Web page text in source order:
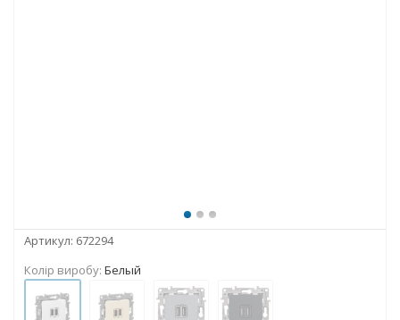
Артикул: 672294
Колір виробу: Белый